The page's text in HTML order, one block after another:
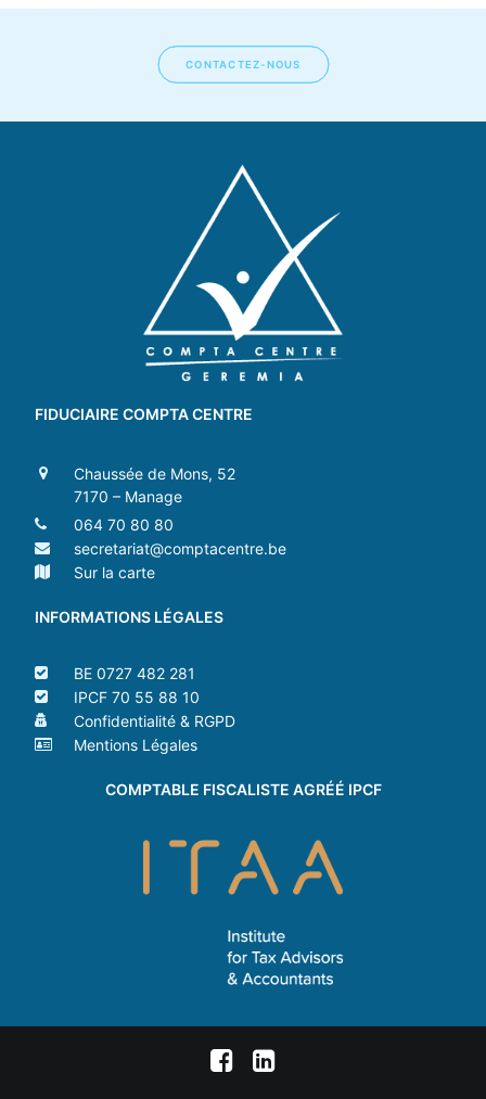
CONTACTEZ-NOUS
FIDUCIAIRE COMPTA CENTRE
Chaussée de Mons, 52
7170 – Manage
064 70 80 80
secretariat@comptacentre.be
Sur la carte
INFORMATIONS LÉGALES
BE 0727 482 281
IPCF 70 55 88 10
Confidentialité & RGPD
Mentions Légales
COMPTABLE FISCALISTE AGRÉÉ IPCF